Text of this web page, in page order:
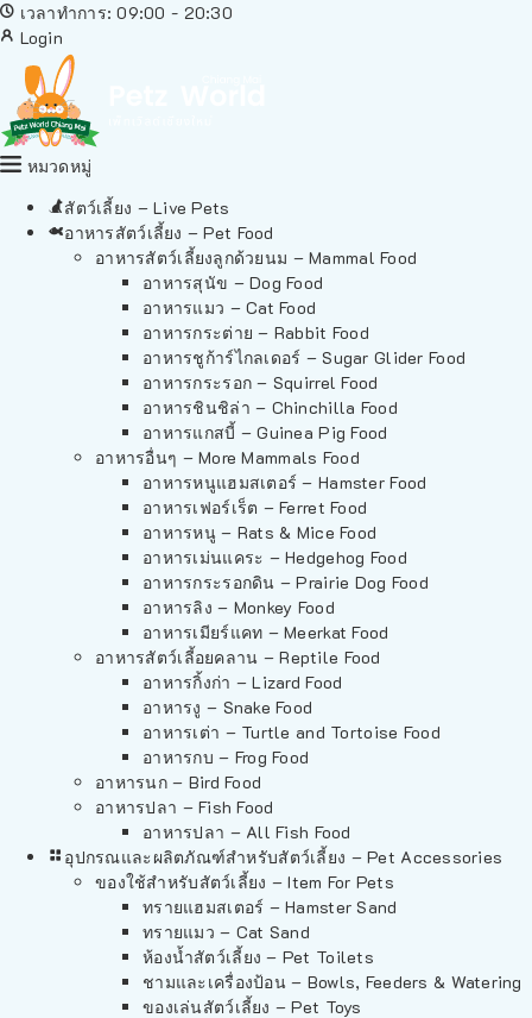
เวลาทำการ: 09:00 - 20:30
Login
หมวดหมู่
สัตว์เลี้ยง – Live Pets
อาหารสัตว์เลี้ยง – Pet Food
อาหารสัตว์เลี้ยงลูกด้วยนม – Mammal Food
อาหารสุนัข – Dog Food
อาหารแมว – Cat Food
อาหารกระต่าย – Rabbit Food
อาหารชูก้าร์ไกลเดอร์ – Sugar Glider Food
อาหารกระรอก – Squirrel Food
อาหารชินชิล่า – Chinchilla Food
อาหารแกสบี้ – Guinea Pig Food
อาหารอื่นๆ – More Mammals Food
อาหารหนูแฮมสเตอร์ – Hamster Food
อาหารเฟอร์เร็ต – Ferret Food
อาหารหนู – Rats & Mice Food
อาหารเม่นแคระ – Hedgehog Food
อาหารกระรอกดิน – Prairie Dog Food
อาหารลิง – Monkey Food
อาหารเมียร์แคท – Meerkat Food
อาหารสัตว์เลี้อยคลาน – Reptile Food
อาหารกิ้งก่า – Lizard Food
อาหารงู – Snake Food
อาหารเต่า – Turtle and Tortoise Food
อาหารกบ – Frog Food
อาหารนก – Bird Food
อาหารปลา – Fish Food
อาหารปลา – All Fish Food
อุปกรณและผลิตภัณฑ์สำหรับสัตว์เลี้ยง – Pet Accessories
ของใช้สำหรับสัตว์เลี้ยง – Item For Pets
ทรายแฮมสเตอร์ – Hamster Sand
ทรายแมว – Cat Sand
ห้องน้ำสัตว์เลี้ยง – Pet Toilets
ชามและเครื่องป้อน – Bowls, Feeders & Watering
ของเล่นสัตว์เลี้ยง – Pet Toys